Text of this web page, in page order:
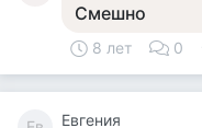
Смешно
8 лет 0
Евгения